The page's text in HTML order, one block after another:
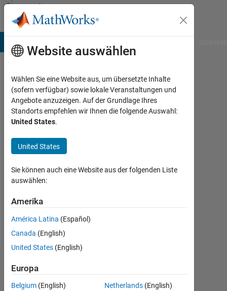
Weiter zum Inhalt
Community
Profile
Thukiller
Aktiv
seit
2020
Followers:
Following:
Follow
Please
Website auswählen
Wählen Sie eine Website aus, um übersetzte Inhalte
(sofern verfügbar) sowie lokale Veranstaltungen und
Angebote anzuzeigen. Auf der Grundlage Ihres
Standorts empfehlen wir Ihnen die folgende Auswahl:
United States.
United States
Sie können auch eine Website aus der folgenden Liste
auswählen:
Amerika
América Latina (Español)
Canada (English)
United States (English)
Europa
Belgium (English)
Netherlands (English)